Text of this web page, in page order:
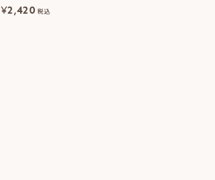
¥2,420 税込